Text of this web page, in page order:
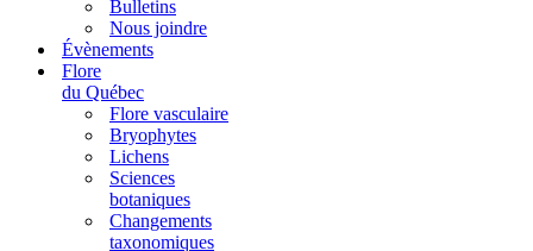
Bulletins
Nous joindre
Évènements
Flore
du Québec
Flore vasculaire
Bryophytes
Lichens
Sciences
botaniques
Changements
taxonomiques